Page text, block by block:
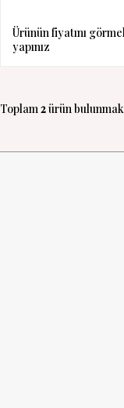
Ürünün fiyatını
yapınız
Toplam 2ürün